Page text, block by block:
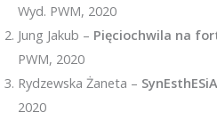
Wyd. PWM, 2020
Jung Jakub – Pięciochwila na
PWM, 2020
Rydzewska Żaneta –
2020